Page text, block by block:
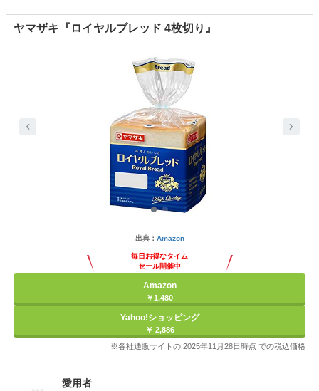
ヤマザキ『ロイヤルブレッド 4枚切り』
出典： Amazon
毎日お得なタイム
セール開催中
Amazon
￥1,480
Yahoo!ショッピング
￥ 2,886
※各社通販サイトの 2025年11月28日時点 での税込価格
愛用者